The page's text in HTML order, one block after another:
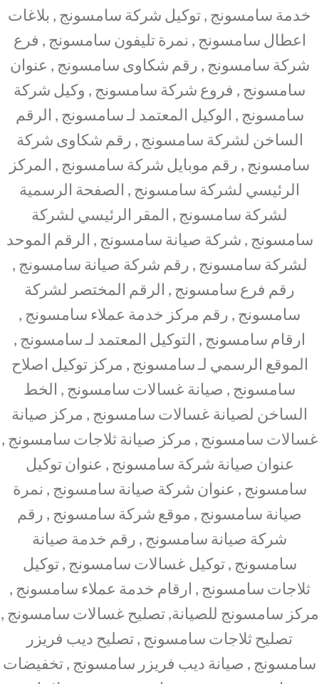
خدمة سامسونج , توكيل شركة سامسونج , بلاغات
اعطال سامسونج , نمرة تليفون سامسونج , فرع
شركة سامسونج , رقم شكاوى سامسونج , عنوان
سامسونج , فروع شركة سامسونج , وكيل شركة
سامسونج , الوكيل المعتمد لـ سامسونج , الرقم
الساخن لشركة سامسونج , رقم شكاوى شركة
سامسونج , رقم موبايل شركة سامسونج , المركز
الرئيسي لشركة سامسونج , الصفحة الرسمية
لشركة سامسونج , المقر الرئيسي لشركة
سامسونج , شركة صيانة سامسونج , الرقم الموحد
لشركة سامسونج , رقم شركة صيانة سامسونج ,
رقم فرع سامسونج , الرقم المختصر لشركة
سامسونج , رقم مركز خدمة عملاء سامسونج ,
ارقام سامسونج , التوكيل المعتمد لـ سامسونج ,
الموقع الرسمي لـ سامسونج , مركز توكيل اصلاح
سامسونج , صيانة غسالات سامسونج , الخط
الساخن لصيانة غسالات سامسونج , مركز صيانة
غسالات سامسونج , مركز صيانة ثلاجات سامسونج ,
عنوان صيانة شركة سامسونج , عنوان توكيل
سامسونج , عنوان شركة صيانة سامسونج , نمرة
صيانة سامسونج , موقع شركة سامسونج , رقم
شركة صيانة سامسونج , رقم خدمة صيانة
سامسونج , توكيل غسالات سامسونج , توكيل
ثلاجات سامسونج , ارقام خدمة عملاء سامسونج ,
مركز سامسونج للصيانة, تصليح غسالات سامسونج ,
تصليح ثلاجات سامسونج , تصليح ديب فريزر
سامسونج , صيانة ديب فريزر سامسونج , تخفيضات